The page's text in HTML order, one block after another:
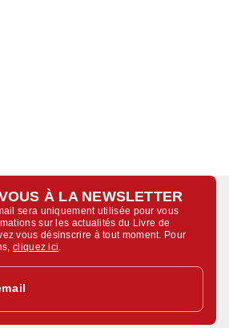
À LA NEWSLETTER
sera uniquement utilisée pour vous
sur les actualités du Livre de
vous désinscrire à tout moment. Pour
cliquez ici